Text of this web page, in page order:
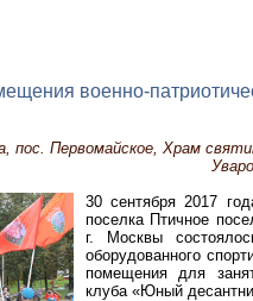
военно-
Первомайское, Храм
30 сентября 2017
поселка Птичное
г. Москвы
оборудованного
помещения для
клуба «Юный